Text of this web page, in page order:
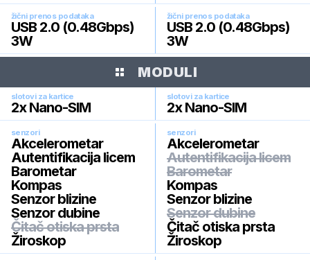
žični prenos podataka
USB 2.0 (0.48Gbps)
3W
žični prenos podataka
USB 2.0 (0.48Gbps)
3W
MODULI
slotovi za kartice
2x Nano-SIM
slotovi za kartice
2x Nano-SIM
senzori
Akcelerometar
Autentifikacija licem
Barometar
Kompas
Senzor blizine
Senzor dubine
Čitač otiska prsta
Žiroskop
senzori
Akcelerometar
Autentifikacija licem
Barometar
Kompas
Senzor blizine
Senzor dubine
Čitač otiska prsta
Žiroskop